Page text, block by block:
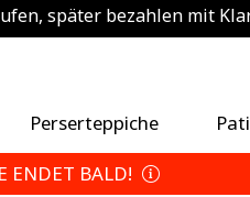
Ihre
später bezahlen mit
Perserteppiche
ENDET BALD!